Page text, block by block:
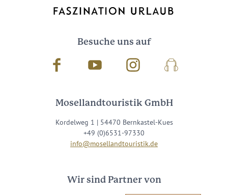
Besuche uns auf
Facebook Youtube InstagramPodcast
Mosellandtouristik GmbH
Kordelweg 1 | 54470 Bernkastel-Kues
+49 (0)6531-97330
info@mosellandtouristik.de
Wir sind Partner von